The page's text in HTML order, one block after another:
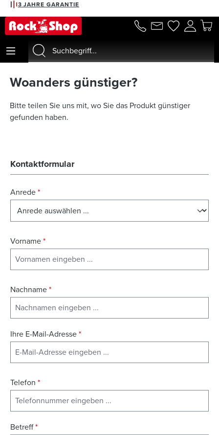
springen
3 JAHRE GARANTIE
Woanders günstiger?
Bitte teilen Sie uns mit, wo Sie das Produkt günstiger
gefunden haben.
Kontaktformular
Anrede*
Vorname*
Nachname*
Ihre E-Mail-Adresse*
Telefon *
Betreff*